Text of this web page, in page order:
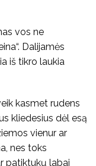
vos ne
Dalijamės
iš tikro laukia
kasmet rudens
kliedesius dėl esą
vienur ar
nes toks
patiktukų labai